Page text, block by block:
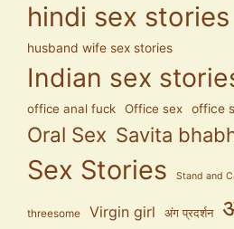
hindi sex stories
husband wife sex stories
Indian sex
office anal fuck Office sex office
Oral Sex Savita
Sex Stories Stand and
threesome Virgin girl अंग प्रदर्शन